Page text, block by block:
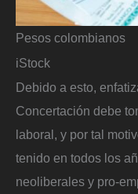
Pesos colombianos
iStock
Debido a esto,
Concertación debe
laboral, y por tal
tenido en todos los
neoliberales y pro-